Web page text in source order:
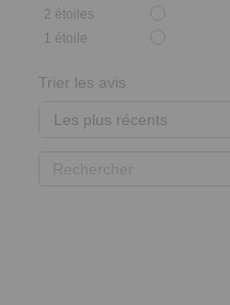
2 étoiles
1 étoile
Trier les avis